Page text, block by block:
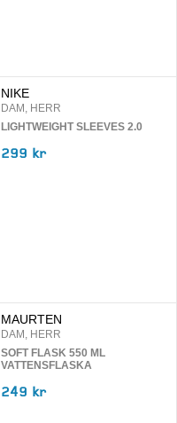
NIKE
DAM, HERR
LIGHTWEIGHT SLEEVES 2.0
299 kr
MAURTEN
DAM, HERR
SOFT FLASK 550 ML
VATTENSFLASKA
249 kr